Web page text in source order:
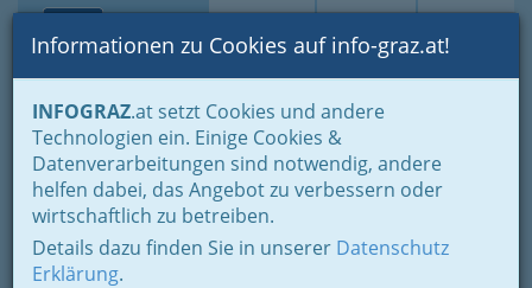
Suche Login Toggle
Informationen zu Cookies auf info-graz.at!
INFOGRAZ.at setzt Cookies und andere
Technologien ein. Einige Cookies &
Datenverarbeitungen sind notwendig, andere
helfen dabei, das Angebot zu verbessern oder
wirtschaftlich zu betreiben.
Details dazu finden Sie in unserer Datenschutz
Erklärung.
Home Branchen
Franz Peier´s Koch-Art
Grüne Gasse 59, 8020 Graz
+43 316 714 191
+43 664 380 84 34